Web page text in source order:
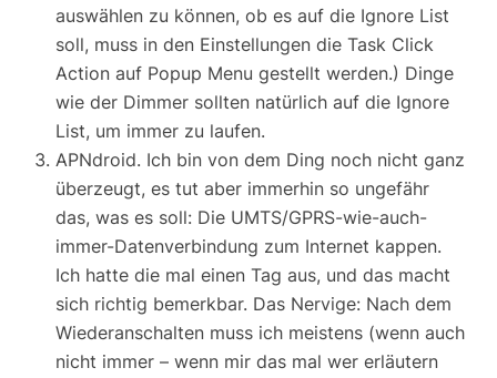
auswählen zu können, ob es auf die Ignore List
soll, muss in den Einstellungen die Task Click
Action auf Popup Menu gestellt werden.) Dinge
wie der Dimmer sollten natürlich auf die Ignore
List, um immer zu laufen.
APNdroid. Ich bin von dem Ding noch nicht ganz
überzeugt, es tut aber immerhin so ungefähr
das, was es soll: Die UMTS/GPRS-wie-auch-
immer-Datenverbindung zum Internet kappen.
Ich hatte die mal einen Tag aus, und das macht
sich richtig bemerkbar. Das Nervige: Nach dem
Wiederanschalten muss ich meistens (wenn auch
nicht immer – wenn mir das mal wer erläutern